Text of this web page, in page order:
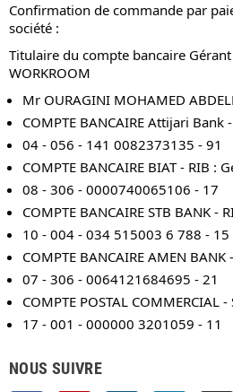
Confirmation de commande par
société :
Titulaire du compte bancaire
WORKROOM
Mr OURAGINI MOHAMED
COMPTE BANCAIRE Attijari Bank
04 - 056 - 141 0082373135 - 91
COMPTE BANCAIRE BIAT - RIB :
08 - 306 - 0000740065106 - 17
COMPTE BANCAIRE STB BANK -
10 - 004 - 034 515003 6 788 - 15
COMPTE BANCAIRE AMEN BANK
07 - 306 - 0064121684695 - 21
COMPTE POSTAL COMMERCIAL
17 - 001 - 000000 3201059 - 11
NOUS SUIVRE